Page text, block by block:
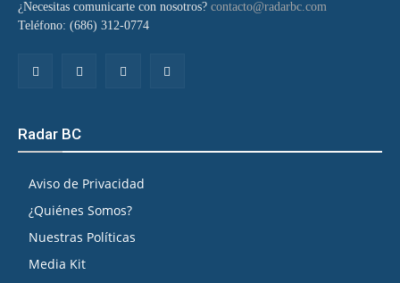
¿Necesitas comunicarte con nosotros? contacto@radarbc.com
Teléfono: (686) 312-0774
Radar BC
Aviso de Privacidad
¿Quiénes Somos?
Nuestras Políticas
Media Kit